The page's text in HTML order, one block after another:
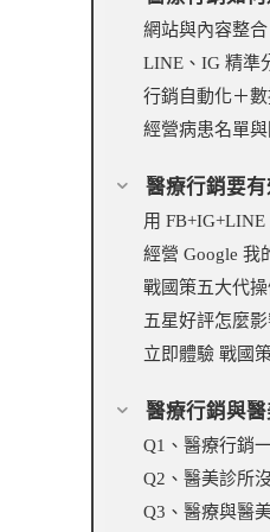
網站與內容整
LINE、IG 精準
行銷自動化＋
經營病患名單
醫療行銷要
用
經營 Google 我
戰國策五大代
五星好評怎麼
立即體驗 戰國
醫療行銷與
Q1、醫療行銷
Q2、醫美診所
Q3、醫療與醫